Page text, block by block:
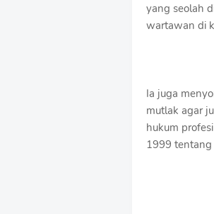
yang seolah
wartawan di
Ia juga
mutlak agar
hukum
1999 tentang